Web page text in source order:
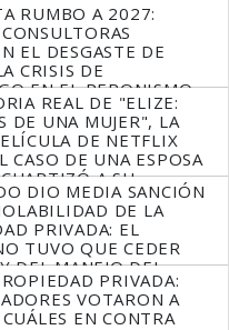
RUMBO A 2027:
EL DESGASTE DE
CRISIS DE
EN EL PERONISMO
REAL DE "ELIZE:
DE UNA MUJER", LA
DE NETFLIX
CASO DE UNA ESPOSA
A SU
DIO MEDIA SANCIÓN
DE LA
PRIVADA: EL
TUVO QUE CEDER
DEL MANEJO DEL
PRIVADA:
VOTARON A
EN CONTRA